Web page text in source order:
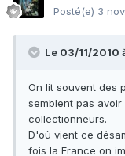
Posté(e) 3
Le 03/11/2010
On lit souvent des
semblent pas
collectionneurs.
D'où vient ce
fois la France on